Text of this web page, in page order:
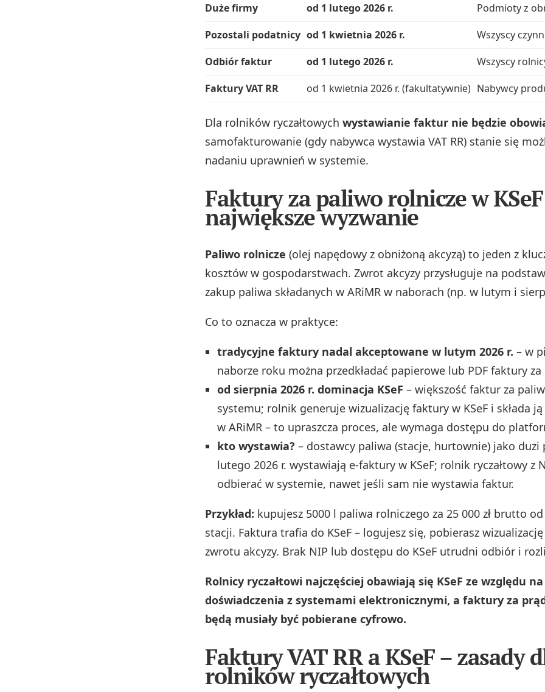
Duże firmy
od 1 lutego 2026 r. Podmioty z
Pozostali podatnicy od 1 kwietnia 2026 r. Wszyscy
Odbiór faktur
od 1 lutego 2026 r. Wszyscy
Faktury VAT RR
od 1 kwietnia 2026 r. (fakultatywnie) Nabywcy
Dla rolników ryczałtowych wystawianie faktur nie będzie
samofakturowanie (gdy nabywca wystawia VAT RR) stanie się
nadaniu uprawnień w systemie.
Faktury za paliwo rolnicze w
największe wyzwanie
Paliwo rolnicze (olej napędowy z obniżoną akcyzą) to jeden z
kosztów w gospodarstwach. Zwrot akcyzy przysługuje na
zakup paliwa składanych w ARiMR w naborach (np. w lutym i
Co to oznacza w praktyce:
tradycyjne faktury nadal akceptowane w lutym 2026 r. – w
naborze roku można przedkładać papierowe lub PDF faktury
od sierpnia 2026 r. dominacja KSeF – większość faktur za
systemu; rolnik generuje wizualizację faktury w KSeF i składa
w ARiMR – to upraszcza proces, ale wymaga dostępu do
kto wystawia? – dostawcy paliwa (stacje, hurtownie) jako duzi
lutego 2026 r. wystawiają e-faktury w KSeF; rolnik ryczałtowy z
odbierać w systemie, nawet jeśli sam nie wystawia faktur.
Przykład: kupujesz 5000 l paliwa rolniczego za 25 000 zł brutto
stacji. Faktura trafia do KSeF – logujesz się, pobierasz wizualizację
zwrotu akcyzy. Brak NIP lub dostępu do KSeF utrudni odbiór i
Rolnicy ryczałtowi najczęściej obawiają się KSeF ze względu
doświadczenia z systemami elektronicznymi, a faktury za
będą musiały być pobierane cyfrowo.
Faktury VAT RR a KSeF – zasady
rolników ryczałtowych